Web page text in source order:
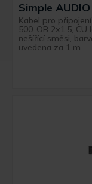
Simple
Kabel pro
500-OB 2x1,5,
nešířící směsi,
uvedena za 1 m